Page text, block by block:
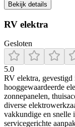
Bekijk details
RV elektra
Gesloten
5.0
RV elektra,
hooggewaardeerde
zonnepanelen,
diverse
vakkundige en snelle
servicegerichte